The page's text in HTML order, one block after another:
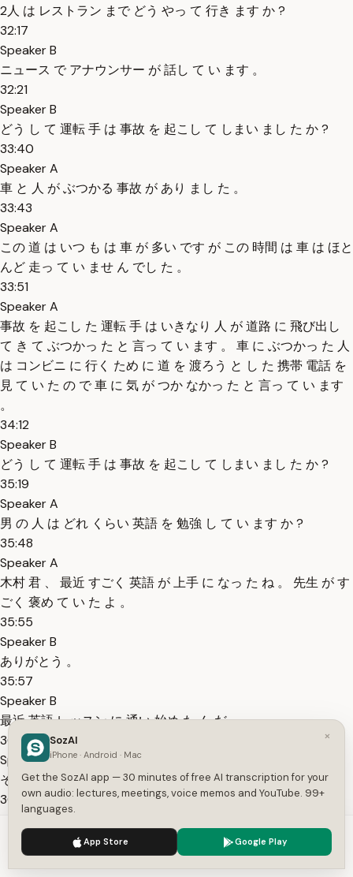
2人 は レストラン まで どう やっ て 行き ます か ?
32:17
Speaker B
ニュース で アナウンサー が 話し て い ます 。
32:21
Speaker B
どう し て 運転 手 は 事故 を 起こし て しまい まし た か ?
33:40
Speaker A
車 と 人 が ぶつかる 事故 が あり まし た 。
33:43
Speaker A
この 道 は いつ も は 車 が 多い です が この 時間 は 車 は ほと
んど 走っ て い ませ ん でし た 。
33:51
Speaker A
事故 を 起こし た 運転 手 は いきなり 人 が 道路 に 飛び出し
て き て ぶつかっ た と 言っ て い ます 。 車 に ぶつかっ た 人
は コンビニ に 行く ため に 道 を 渡ろう と し た 携帯 電話 を
見 て い た の で 車 に 気 が つか なかっ た と 言っ て い ます
。
34:12
Speaker B
どう し て 運転 手 は 事故 を 起こし て しまい まし た か ?
35:19
Speaker A
男 の 人 は どれ くらい 英語 を 勉強 し て い ます か ?
35:48
Speaker A
木村 君 、 最近 すごく 英語 が 上手 に なっ た ね 。 先生 が す
ごく 褒め て い た よ 。
35:55
Speaker B
ありがとう 。
35:57
Speaker B
最近 英語 レッスン に 通い 始め た ん だ 。
36:01
Speaker A
そう な ん だ 。
36:03
Speaker A
毎日 ?
36:04
We use cookies to enhance your experience.
×
SozAI
iPhone · Android · Mac
Get the SozAI app — 30 minutes of free AI transcription for your
own audio: lectures, meetings, voice memos and YouTube. 99+
languages.
App Store Google Play